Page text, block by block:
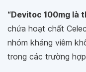
“Devitoc 100mg là
chứa hoạt chất
nhóm kháng viêm
trong các trường